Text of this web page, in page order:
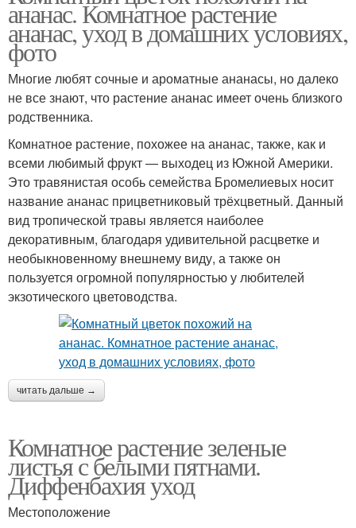
ананас. Комнатное растение
ананас, уход в домашних условиях,
фото
Многие любят сочные и ароматные ананасы, но далеко
не все знают, что растение ананас имеет очень близкого
родственника.
Комнатное растение, похожее на ананас, также, как и
всеми любимый фрукт — выходец из Южной Америки.
Это травянистая особь семейства Бромелиевых носит
название ананас прицветниковый трёхцветный. Данный
вид тропической травы является наиболее
декоративным, благодаря удивительной расцветке и
необыкновенному внешнему виду, а также он
пользуется огромной популярностью у любителей
экзотического цветоводства.
читать дальше →
Комнатное растение зеленые
листья с белыми пятнами.
Диффенбахия уход
Местоположение